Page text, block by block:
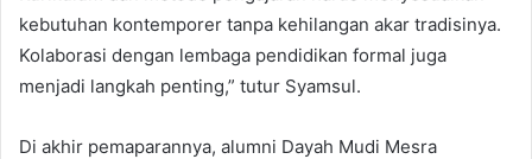
kebutuhan kontemporer tanpa kehilangan akar tradisinya.
Kolaborasi dengan lembaga pendidikan formal juga
menjadi langkah penting,” tutur Syamsul.
Di akhir pemaparannya, alumni Dayah Mudi Mesra